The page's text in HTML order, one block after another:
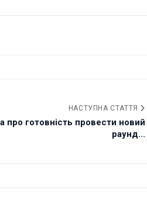
НАСТУПНА СТАТТЯ
про готовність провести новий
раунд...